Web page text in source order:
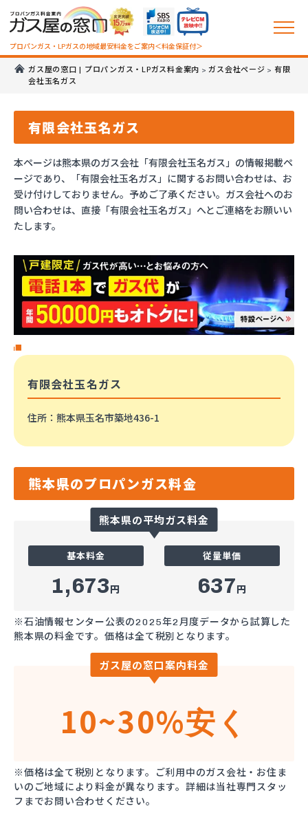
プロパンガス・LPガスの地域最安料金をご案内＜料金保証付＞
ガス屋の窓口 | プロパンガス・LPガス料金案内 >ガス会社ページ > 有限
会社玉名ガス
有限会社玉名ガス
本ページは熊本県のガス会社「有限会社玉名ガス」の情報掲載ペ
ージであり、「有限会社玉名ガス」に関するお問い合わせは、お
受け付けしておりません。予めご了承ください。ガス会社へのお
問い合わせは、直接「有限会社玉名ガス」へとご連絡をお願いい
たします。
有限会社玉名ガス
住所 ：熊本県玉名市築地436-1
熊本県のプロパンガス料金
熊本県の平均ガス料金
基本料金
1,673円
従量単価
637円
※石油情報センター公表の2025年2月度データから試算した
熊本県の料金です。価格は全て税別となります。
ガス屋の窓口案内料金
10~30%安く
※価格は全て税別となります。ご利用中のガス会社・お住ま
いのご地域により料金が異なります。詳細は当社専門スタッ
フまでお問い合わせください。